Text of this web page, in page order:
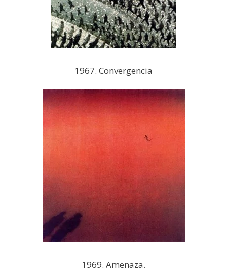
1967. Convergencia
1969. Amenaza.